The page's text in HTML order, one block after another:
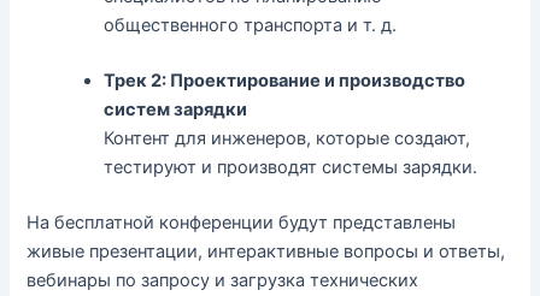
общественного транспорта и т. д.
Трек 2: Проектирование и производство
систем зарядки
Контент для инженеров, которые создают,
тестируют и производят системы зарядки.
На бесплатной конференции будут представлены
живые презентации, интерактивные вопросы и ответы,
вебинары по запросу и загрузка технических